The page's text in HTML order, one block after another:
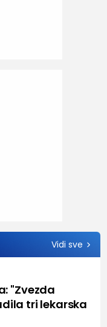
Vidi sve
"Zvezda
tri lekarska